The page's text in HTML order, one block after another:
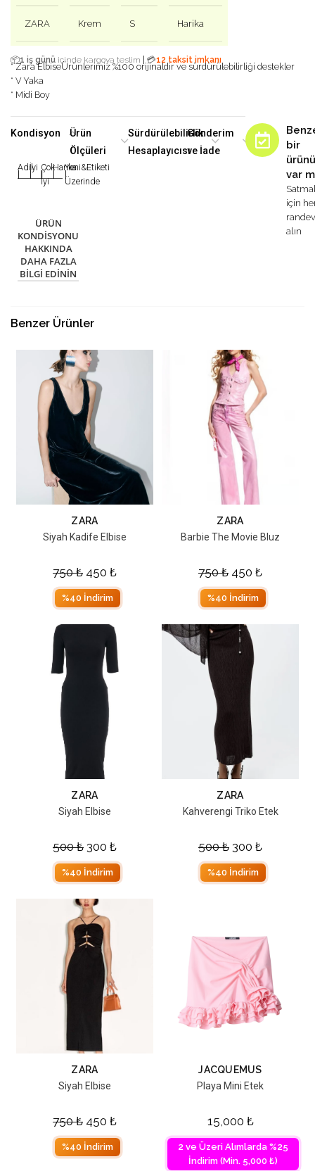
ZARA Krem S Harika
📦1 iş günü içinde kargoya teslim 💳12 taksit imkanı
* Zara Elbise
* V Yaka
* Midi Boy
Ürünlerimiz %100 orijinaldir ve sürdürülebilirliği destekler
Kondisyon
Adilİyi
|
Çok
İyi
Harika
|
Yeni&Etiketi
Üzerinde
ÜRÜN
KONDISYONU
HAKKINDA
DAHA FAZLA
BILGI EDININ
Ürün
Ölçüleri
Sürdürülebilirlik
Hesaplayıcısı
Gönderim
ve İade
bir
var
için
alın
Benzer Ürünler
ZARA
Siyah Kadife Elbise
750₺ 450 ₺
%40 İndirim
ZARA
Barbie The Movie Bluz
750₺ 450 ₺
%40 İndirim
ZARA
Siyah Elbise
500₺ 300 ₺
%40 İndirim
ZARA
Kahverengi Triko Etek
500₺ 300 ₺
%40 İndirim
ZARA
Siyah Elbise
750₺ 450 ₺
%40 İndirim
JACQUEMUS
Playa Mini Etek
15,000 ₺
2 ve Üzeri Alımlarda %25
İndirim (Min. 5,000 ₺)